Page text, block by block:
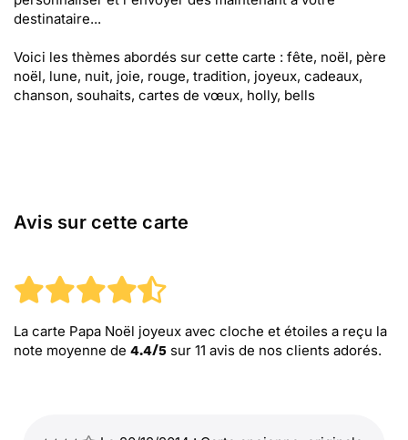
destinataire...
Voici les thèmes abordés sur cette carte : fête, noël, père
noël, lune, nuit, joie, rouge, tradition, joyeux, cadeaux,
chanson, souhaits, cartes de vœux, holly, bells
Avis sur cette carte
La carte Papa Noël joyeux avec cloche et étoiles a reçu la
note moyenne de 4.4/5 sur 11 avis de nos clients adorés.